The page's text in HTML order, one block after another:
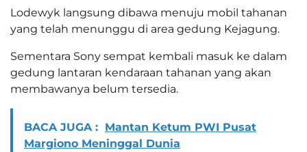
Lodewyk langsung dibawa menuju mobil tahanan
yang telah menunggu di area gedung Kejagung.
Sementara Sony sempat kembali masuk ke dalam
gedung lantaran kendaraan tahanan yang akan
membawanya belum tersedia.
BACA JUGA : Mantan Ketum PWI Pusat
Margiono Meninggal Dunia